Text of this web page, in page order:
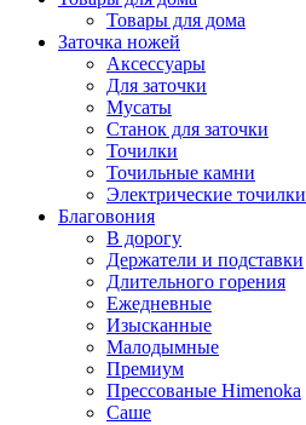
Товары для дома
Заточка ножей
Аксессуары
Для заточки
Мусаты
Станок для заточки
Точилки
Точильные камни
Электрические точилки
Благовония
В дорогу
Держатели и подставки
Длительного горения
Ежедневные
Изысканные
Малодымные
Премиум
Прессованые Himenoka
Саше